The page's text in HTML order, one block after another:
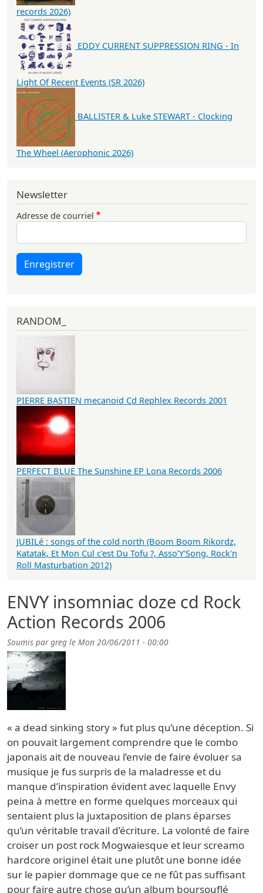
ENVY insomniac doze cd Rock
Action Records 2006
Soumis pargreg le Mon 20/06/2011 - 00:00
« a dead sinking story » fut plus qu’une déception. Si
on pouvait largement comprendre que le combo
japonais ait de nouveau l’envie de faire évoluer sa
musique je fus surpris de la maladresse et du
manque d’inspiration évident avec laquelle Envy
peina à mettre en forme quelques morceaux qui
sentaient plus la juxtaposition de plans éparses
qu’un véritable travail d’écriture. La volonté de faire
croiser un post rock Mogwaiesque et leur screamo
hardcore originel était une plutôt une bonne idée
sur le papier dommage que ce ne fût pas suffisant
pour faire autre chose qu’un album boursouflé
records 2026)
EDDY CURRENT SUPPRESSION RING - In
Light Of Recent Events (SR 2026)
BALLISTER & Luke STEWART - Clocking
The Wheel (Aerophonic 2026)
Newsletter
Adresse de courriel
Enregistrer
RANDOM_
PIERRE BASTIEN mecanoid Cd Rephlex Records 2001
PERFECT BLUE The Sunshine EP Lona Records 2006
JUBILé : songs of the cold north (Boom Boom Rikordz,
Katatak, Et Mon Cul c'est Du Tofu ?, Asso'Y'Song, Rock'n
Roll Masturbation 2012)